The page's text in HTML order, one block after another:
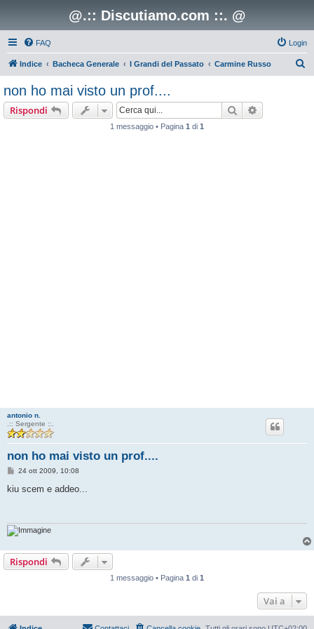
@.:: Discutiamo.com ::. @
FAQ Login
Indice Bacheca Generale I Grandi del Passato Carmine Russo
non ho mai visto un prof....
Rispondi Cerca
1 messaggio • Pagina 1 di 1
antonio n.
.:: Sergente ::.
non ho mai visto un prof....
M
s
i
o
24 ott 2009, 10:08
kiu scem e addeo...
Rispondi
1 messaggio • Pagina 1 di 1
Vai a